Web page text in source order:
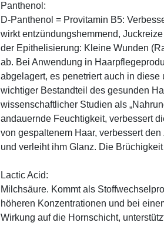
Panthenol:
D-Panthenol = Provitamin B5:
wirkt entzündungshemmend,
der Epithelisierung: Kleine Wunden
ab. Bei Anwendung in
abgelagert, es penetriert auch in
wichtiger Bestandteil des gesunden
wissenschaftlicher Studien als
andauernde Feuchtigkeit, verbessert
von gespaltenem Haar, verbessert
und verleiht ihm Glanz. Die
Lactic Acid:
Milchsäure. Kommt als
höheren Konzentrationen und bei
Wirkung auf die Hornschicht,